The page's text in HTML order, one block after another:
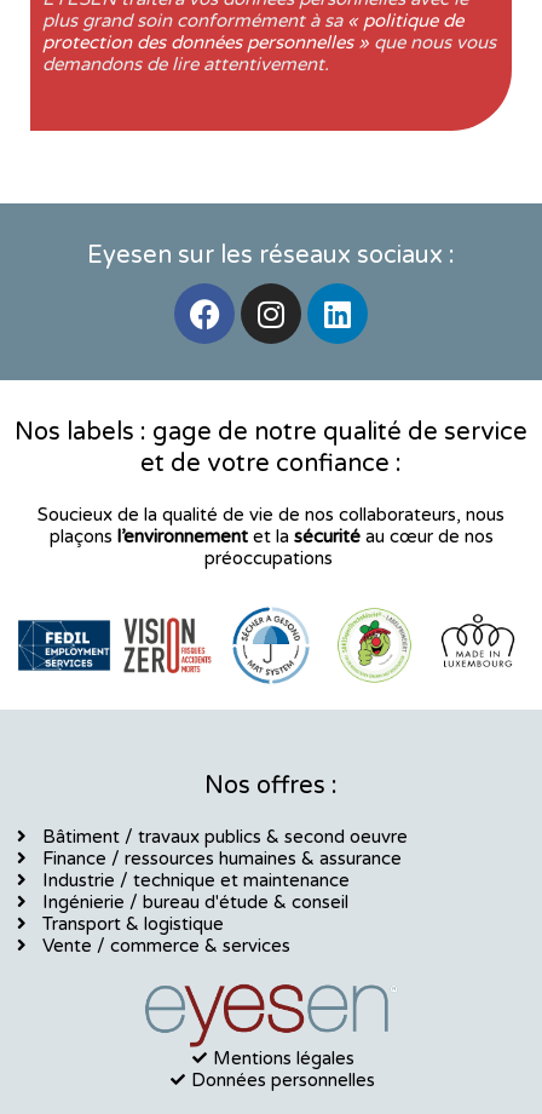
plus grand soin conformément à sa « politique de
protection des données personnelles » que nous vous
demandons de lire attentivement.
Eyesen sur les réseaux sociaux :
F
a
e
b
o
o
k
I
n
t
a
g
r
a
m
L
i
k
e
d
i
n
Nos labels : gage de notre qualité de service
et de votre confiance :
Soucieux de la qualité de vie de nos collaborateurs, nous
plaçons l’environnement et la sécuritéau cœur de nos
préoccupations
Nos offres :
Bâtiment / travaux publics & second oeuvre
Finance / ressources humaines & assurance
Industrie / technique et maintenance
Ingénierie / bureau d'étude & conseil
Transport & logistique
Vente / commerce & services
Mentions légales
Données personnelles